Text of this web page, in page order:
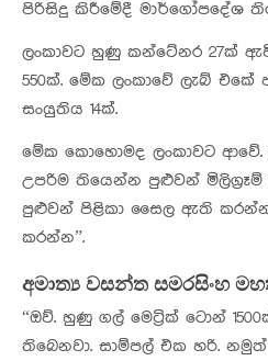
පිරිසිදු කිරීමේදී මාර්ගෝපදේශ
ලංකාවට හුණු කන්ටේනර 27ක්
550ක්. මේක ලංකාවේ ලැබ් එකේ
සංයුතිය 14ක්.
මේක කොහොමද ලංකාවට ආවේ.
උපරිම තියෙන්න පුළුවන් මිලිග්‍රෑම්
පුළුවන් පිළිකා සෛල ඇති
කරන්න”.
අමාත්‍ය වසන්ත සමරසිංහ
“ඔව්. හුණු ගල් මෙට්‍රික් ටොන්
තිබෙනවා. සාම්පල් එක හරි.